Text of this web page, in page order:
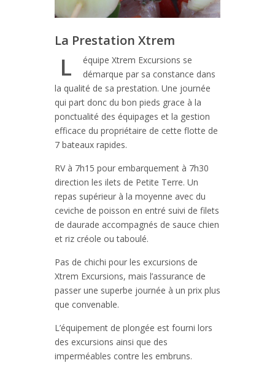
La Prestation Xtrem
L
équipe Xtrem Excursions se
démarque par sa constance dans
la qualité de sa prestation. Une journée
qui part donc du bon pieds grace à la
ponctualité des équipages et la gestion
efficace du propriétaire de cette flotte de
7 bateaux rapides.
RV à 7h15 pour embarquement à 7h30
direction les ilets de Petite Terre. Un
repas supérieur à la moyenne avec du
ceviche de poisson en entré suivi de filets
de daurade accompagnés de sauce chien
et riz créole ou taboulé.
Pas de chichi pour les excursions de
Xtrem Excursions, mais l’assurance de
passer une superbe journée à un prix plus
que convenable.
L’équipement de plongée est fourni lors
des excursions ainsi que des
imperméables contre les embruns.